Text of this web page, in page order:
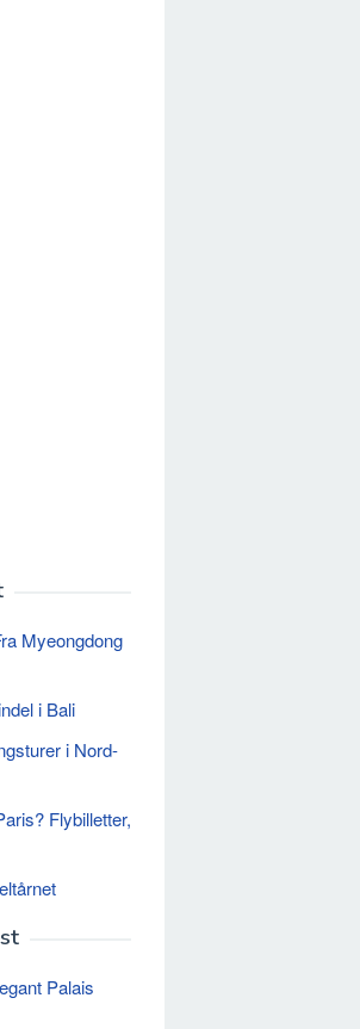
Myeongdong
i Bali
i Nord-
Flybilletter,
Palais